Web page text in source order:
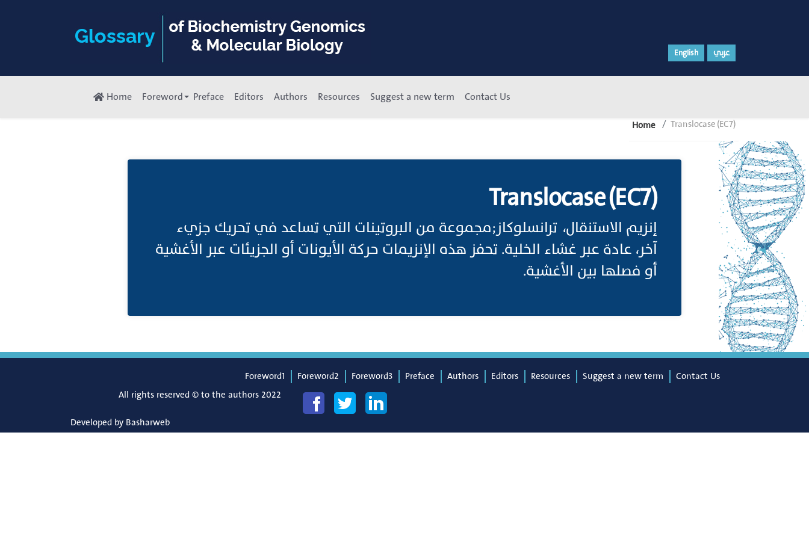
English عربي
Home Foreword Preface Editors Authors Resources Suggest a new term Contact Us
Home Translocase (EC7)
Translocase (EC7)
إنزيم الاستنقال، ترانسلوكاز;مجموعة من البروتينات التي تساعد في تحريك جزيء
آخر، عادة عبر غشاء الخلية. تحفز هذه الإنزيمات حركة الأيونات أو الجزيئات عبر الأغشية
أو فصلها بين الأغشية.
Foreword1 Foreword2 Foreword3 Preface Authors Editors Resources Suggest a new term
Contact Us
All rights reserved © to the authors 2022
Developed by Basharweb